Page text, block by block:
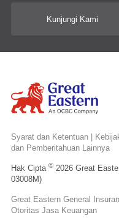
Kunjungi Kami
Syarat dan Ketentuan|
dan Pemberitahuan Lainnya
Hak Cipta ©2026 Great
03008M)
Great Eastern General
Otoritas Jasa Keuangan